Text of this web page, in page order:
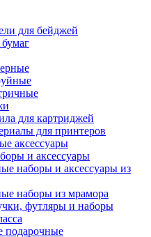
для бейджей
для картриджей
для принтеров
аксессуары
и аксессуары
наборы и аксессуары из
наборы из мрамора
футляры и наборы
подарочные